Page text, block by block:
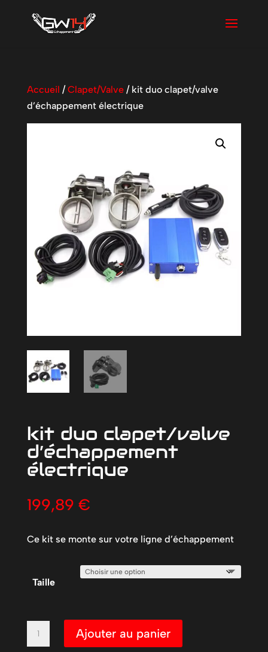
Accueil /Clapet/Valve/ kit duo clapet/valve
d’échappement électrique
kit duo clapet/valve
d’échappement
électrique
199,89 €
Ce kit se monte sur votre ligne d’échappement
Taille
quantité
de
Ajouter au panier